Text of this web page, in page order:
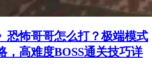
恐怖哥哥怎么打？极端模式
，高难度BOSS通关技巧详